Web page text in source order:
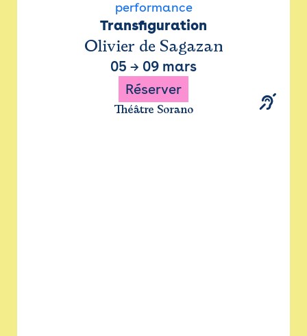
performance
Transfiguration
Olivier de Sagazan
05 → 09 mars
Réserver
Théâtre Sorano